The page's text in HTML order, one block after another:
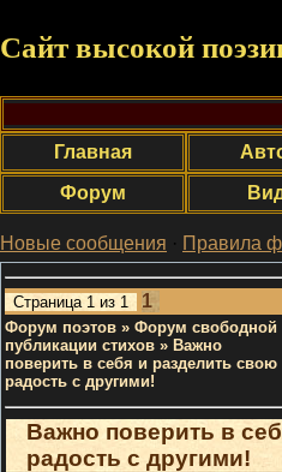
Сайт высокой
Главная
Форум
Новые сообщения · Правила
Страница 1 из 1 1
Форум поэтов » Форум свободной
публикации стихов » Важно
поверить в себя и разделить свою
радость с другими!
Важно поверить в
радость с другими!